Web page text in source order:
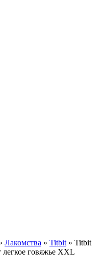
Лакомства » Titbit » Titbit
говяжье XXL